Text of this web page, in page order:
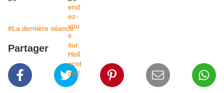
#La dernière séance
Partager